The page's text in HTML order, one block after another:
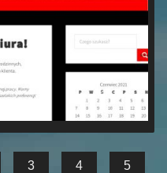
3 4 5